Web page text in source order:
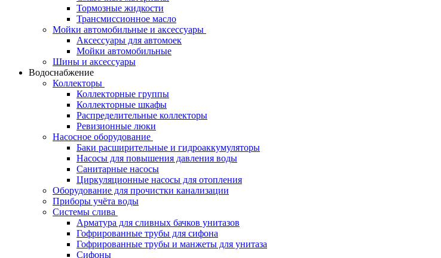
Тормозные жидкости
Трансмиссионное масло
Мойки автомобильные и аксессуары
Аксессуары для автомоек
Мойки автомобильные
Шины и аксессуары
Водоснабжение
Коллекторы
Коллекторные группы
Коллекторные шкафы
Распределительные коллекторы
Ревизионные люки
Насосное оборудование
Баки расширительные и гидроаккумуляторы
Насосы для повышения давления воды
Санитарные насосы
Циркуляционные насосы для отопления
Оборудование для прочистки канализации
Приборы учёта воды
Системы слива
Арматура для сливных бачков унитазов
Гофрированные трубы для сифона
Гофрированные трубы и манжеты для унитаза
Сифоны